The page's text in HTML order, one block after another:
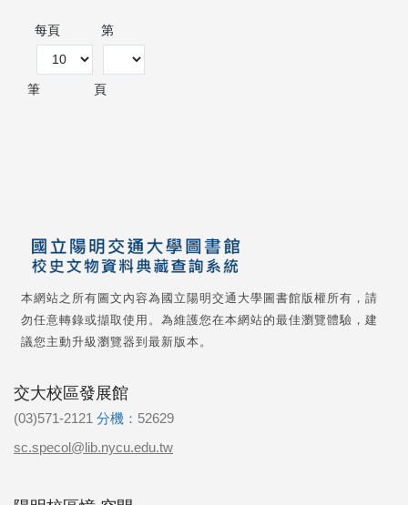
每頁
筆
第
頁
本網站之所有圖文內容為國立陽明交通大學圖書館版權所有，請
勿任意轉錄或擷取使用。為維護您在本網站的最佳瀏覽體驗，建
議您主動升級瀏覽器到最新版本。
交大校區發展館
(03)571-2121 分機： 52629
sc.specol@lib.nycu.edu.tw